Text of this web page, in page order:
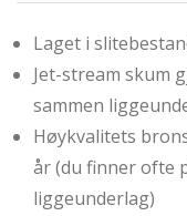
Laget i
Jet-stream skum
sammen
Høykvalitets
år (du finner ofte
liggeunderlag)